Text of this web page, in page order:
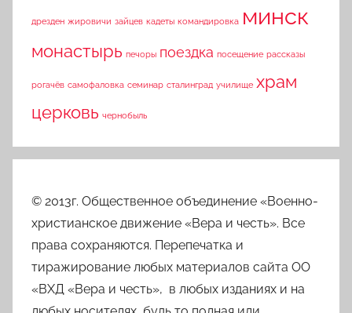
дрезден жировичи зайцев кадеты командировка минск
монастырь печоры поездка посещение рассказы
рогачёв самофаловка семинар сталинград училище храм
церковь чернобыль
© 2013г. Общественное объединение «Военно-
христианское движение «Вера и честь». Все
права сохраняются. Перепечатка и
тиражирование любых материалов сайта ОО
«ВХД «Вера и честь», в любых изданиях и на